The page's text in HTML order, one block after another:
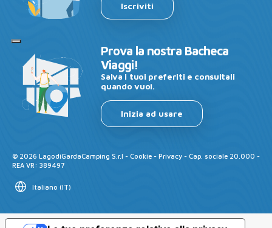
Iscriviti
Prova la nostra Bacheca
Viaggi!
Salva i tuoi preferiti e consultali
quando vuoi.
Inizia ad usare
© 2026 LagodiGardaCamping S.r.l - Cookie - Privacy - Cap. sociale 20.000 -
REA VR: 389497
Italiano (IT)